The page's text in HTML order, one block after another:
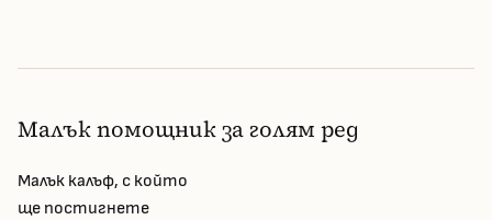
Малък помощник за голям ред
Малък калъф, с който
ще постигнете